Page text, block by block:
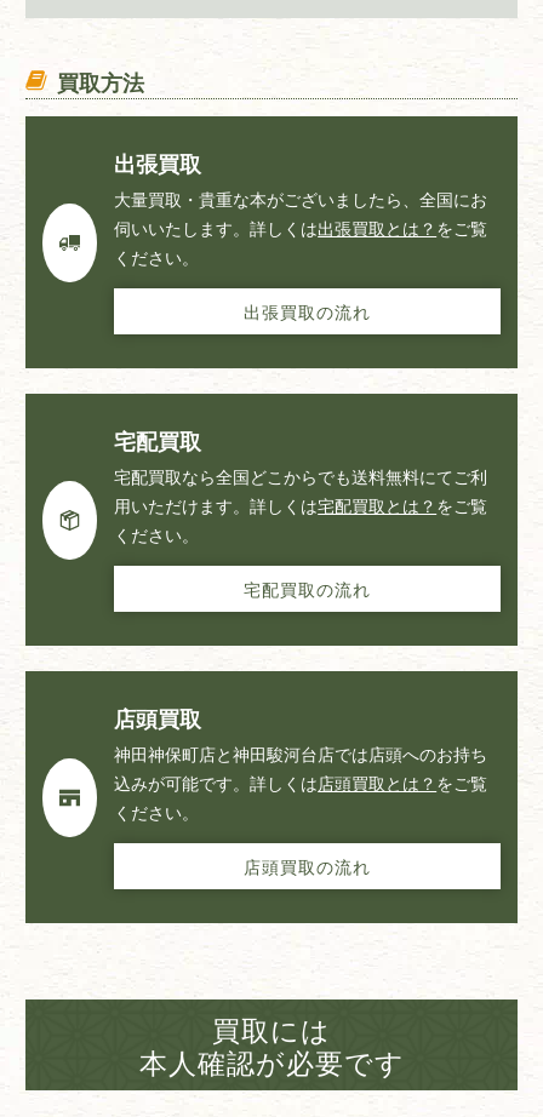
買取方法
出張買取
大量買取・貴重な本がございましたら、全国にお
伺いいたします。詳しくは出張買取とは？ をご覧
ください。
出張買取の流れ
宅配買取
宅配買取なら全国どこからでも送料無料にてご利
用いただけます。詳しくは宅配買取とは？ をご覧
ください。
宅配買取の流れ
店頭買取
神田神保町店と神田駿河台店では店頭へのお持ち
込みが可能です。詳しくは店頭買取とは？ をご覧
ください。
店頭買取の流れ
買取には
本人確認が必要です